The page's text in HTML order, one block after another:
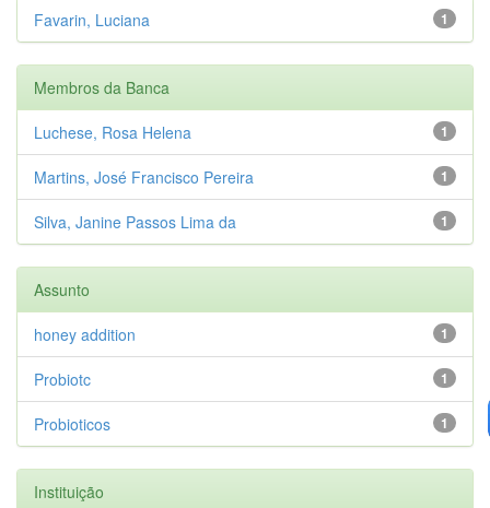
1
Favarin, Luciana
Membros da Banca
1
Luchese, Rosa Helena
1
Martins, José Francisco Pereira
1
Silva, Janine Passos Lima da
Assunto
1
honey addition
1
Probiotc
1
Probioticos
Instituição